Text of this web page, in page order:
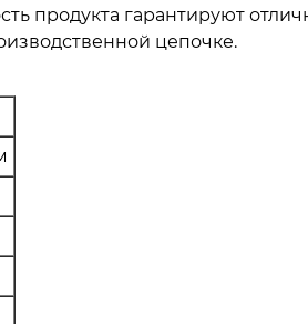
продукта гарантируют
цепочке.